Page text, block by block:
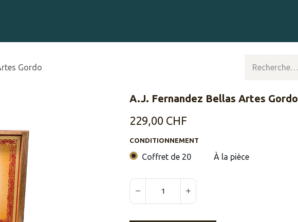
Gordo
A.J. Fernandez Bellas Artes Gordo
229,00 CHF
CONDITIONNEMENT
Coffret de 20 À la pièce